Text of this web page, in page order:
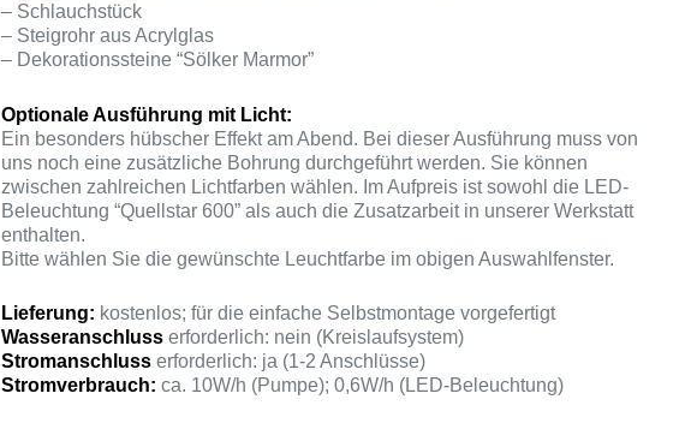
– Schlauchstück
– Steigrohr aus Acrylglas
– Dekorationssteine “Sölker Marmor”
Optionale Ausführung mit Licht:
Ein besonders hübscher Effekt am Abend. Bei dieser Ausführung muss von
uns noch eine zusätzliche Bohrung durchgeführt werden. Sie können
zwischen zahlreichen Lichtfarben wählen. Im Aufpreis ist sowohl die LED-
Beleuchtung “Quellstar 600” als auch die Zusatzarbeit in unserer Werkstatt
enthalten.
Bitte wählen Sie die gewünschte Leuchtfarbe im obigen Auswahlfenster.
Lieferung: kostenlos; für die einfache Selbstmontage vorgefertigt
Wasseranschluss erforderlich: nein (Kreislaufsystem)
Stromanschluss erforderlich: ja (1-2 Anschlüsse)
Stromverbrauch: ca. 10W/h (Pumpe); 0,6W/h (LED-Beleuchtung)